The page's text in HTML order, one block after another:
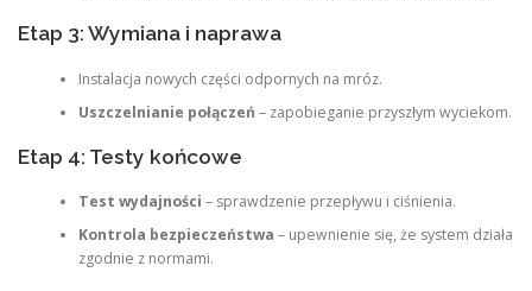
Etap 3: Wymiana i naprawa
Instalacja nowych części odpornych na mróz.
Uszczelnianie połączeń – zapobieganie przyszłym wyciekom.
Etap 4: Testy końcowe
Test wydajności – sprawdzenie przepływu i ciśnienia.
Kontrola bezpieczeństwa – upewnienie się, że system działa
zgodnie z normami.